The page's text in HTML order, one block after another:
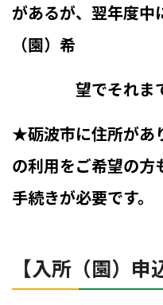
があるが、翌年度中
（園）希
望でそれま
★砺波市に住所があ
の利用をご希望の方
手続きが必要です。
【入所（園）申